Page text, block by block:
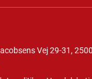
Vej 29-31,